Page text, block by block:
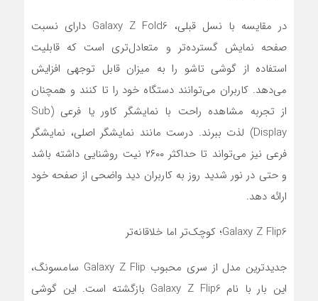
در مقایسه با نسل قبلی، Galaxy Z Fold6 دارای نسبت
صفحه نمایش گسترده‌تر و متعادل‌تری است که قابلیت
استفاده از گوشی تاشو را به میزان قابل توجهی افزایش
می‌دهد. کاربران می‌توانند دستگاه خود را تا کنند و همچنان
از تجربه مشاهده راحت با نمایشگر کاور یا فرعی (Sub
Display) لذت ببرند. درست مانند نمایشگر اصلی، نمایشگر
فرعی نیز می‌تواند تا حداکثر ۲۶۰۰ نیت روشنایی داشته باشد
و حتی در نور شدید روز به کاربران دید واضحی از صفحه خود
ارائه دهد.
Galaxy Z Flip6؛ کوچک‌تر اما خلاقانه‌تر
جدیدترین مدل از سری محبوب Galaxy Z Flip سامسونگ،
این بار با نام Galaxy Z Flip6 بازگشته است. این گوشی